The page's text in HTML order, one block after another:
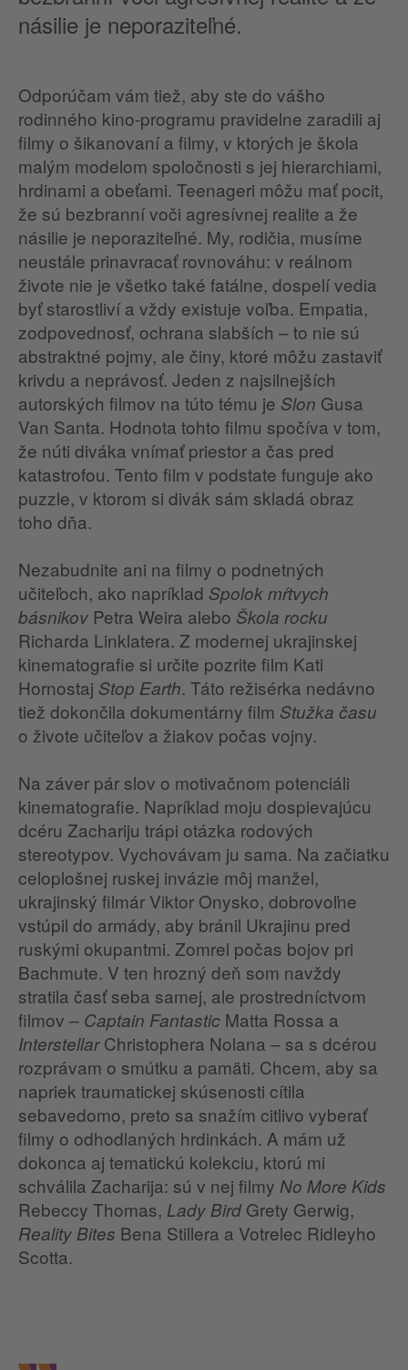
násilie je neporaziteľné.
Odporúčam vám tiež, aby ste do vášho
rodinného kino-programu pravidelne zaradili aj
filmy o šikanovaní a filmy, v ktorých je škola
malým modelom spoločnosti s jej hierarchiami,
hrdinami a obeťami. Teenageri môžu mať pocit,
že sú bezbranní voči agresívnej realite a že
násilie je neporaziteľné. My, rodičia, musíme
neustále prinavracať rovnováhu: v reálnom
živote nie je všetko také fatálne, dospelí vedia
byť starostliví a vždy existuje voľba. Empatia,
zodpovednosť, ochrana slabších – to nie sú
abstraktné pojmy, ale činy, ktoré môžu zastaviť
krivdu a neprávosť. Jeden z najsilnejších
autorských filmov na túto tému je Slon Gusa
Van Santa. Hodnota tohto filmu spočíva v tom,
že núti diváka vnímať priestor a čas pred
katastrofou. Tento film v podstate funguje ako
puzzle, v ktorom si divák sám skladá obraz
toho dňa.
Nezabudnite ani na filmy o podnetných
učiteľoch, ako napríklad Spolok mŕtvych
básnikov Petra Weira alebo Škola rocku
Richarda Linklatera. Z modernej ukrajinskej
kinematografie si určite pozrite film Kati
Hornostaj Stop Earth. Táto režisérka nedávno
tiež dokončila dokumentárny film Stužka času
o živote učiteľov a žiakov počas vojny.
Na záver pár slov o motivačnom potenciáli
kinematografie. Napríklad moju dospievajúcu
dcéru Zachariju trápi otázka rodových
stereotypov. Vychovávam ju sama. Na začiatku
celoplošnej ruskej invázie môj manžel,
ukrajinský filmár Viktor Onysko, dobrovoľne
vstúpil do armády, aby bránil Ukrajinu pred
ruskými okupantmi. Zomrel počas bojov pri
Bachmute. V ten hrozný deň som navždy
stratila časť seba samej, ale prostredníctvom
filmov – Captain Fantastic Matta Rossa a
InterstellarChristophera Nolana – sa s dcérou
rozprávam o smútku a pamäti. Chcem, aby sa
napriek traumatickej skúsenosti cítila
sebavedomo, preto sa snažím citlivo vyberať
filmy o odhodlaných hrdinkách. A mám už
dokonca aj tematickú kolekciu, ktorú mi
schválila Zacharija: sú v nej filmy No More Kids
Rebeccy Thomas, Lady Bird Grety Gerwig,
Reality Bites Bena Stillera a Votrelec Ridleyho
Scotta.